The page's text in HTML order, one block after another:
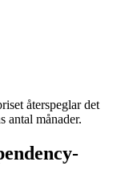
återspeglar det
antal månader.